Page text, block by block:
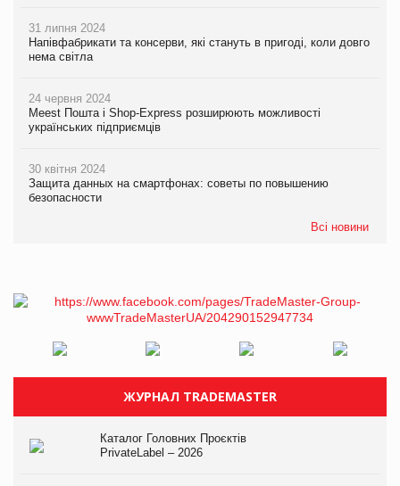
31 липня 2024
Напівфабрикати та консерви, які стануть в пригоді, коли довго
нема світла
24 червня 2024
Meest Пошта і Shop-Express розширюють можливості
українських підприємців
30 квітня 2024
Защита данных на смартфонах: советы по повышению
безопасности
Всі новини
ЖУРНАЛ TRADEMASTER
Каталог Головних Проєктів
PrivateLabel – 2026